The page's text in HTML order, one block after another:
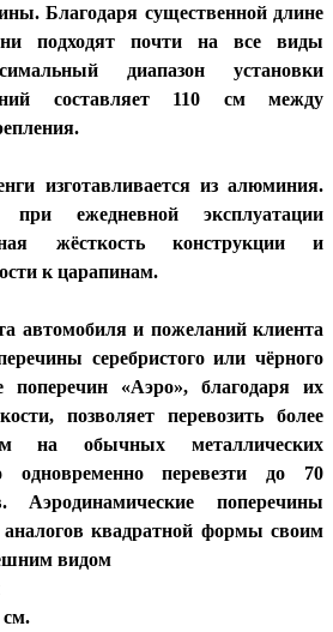
Благодаря существенной длине
подходят почти на все виды
диапазон установки
составляет 110 см между
изготавливается из алюминия.
ежедневной эксплуатации
жёсткость конструкции и
к царапинам.
автомобиля и пожеланий клиента
серебристого или чёрного
поперечин «Аэро», благодаря их
позволяет перевозить более
на обычных металлических
одновременно перевезти до 70
Аэродинамические поперечины
квадратной формы своим
видом
см.